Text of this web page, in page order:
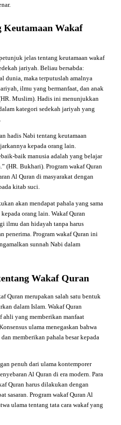
Keutamaan Wakaf
jelas tentang keutamaan wakaf
jariyah. Beliau bersabda:
dunia, maka terputuslah amalnya
ilmu yang bermanfaat, dan anak
Muslim). Hadis ini menunjukkan
kategori sedekah jariyah yang
hadis Nabi tentang keutamaan
kepada orang lain.
baik manusia adalah yang belajar
(HR. Bukhari). Program wakaf Quran
Al Quran di masyarakat dengan
kitab suci.
akan mendapat pahala yang sama
orang lain. Wakaf Quran
ilmu dan hidayah tanpa harus
penerima. Program wakaf Quran ini
sunnah Nabi dalam
Wakaf Quran
Quran merupakan salah satu bentuk
dalam Islam. Wakaf Quran
ahli yang memberikan manfaat
ulama menegaskan bahwa
memberikan pahala besar kepada
penuh dari ulama kontemporer
Al Quran di era modern. Para
Quran harus dilakukan dengan
sasaran. Program wakaf Quran Al
ulama tentang tata cara wakaf yang